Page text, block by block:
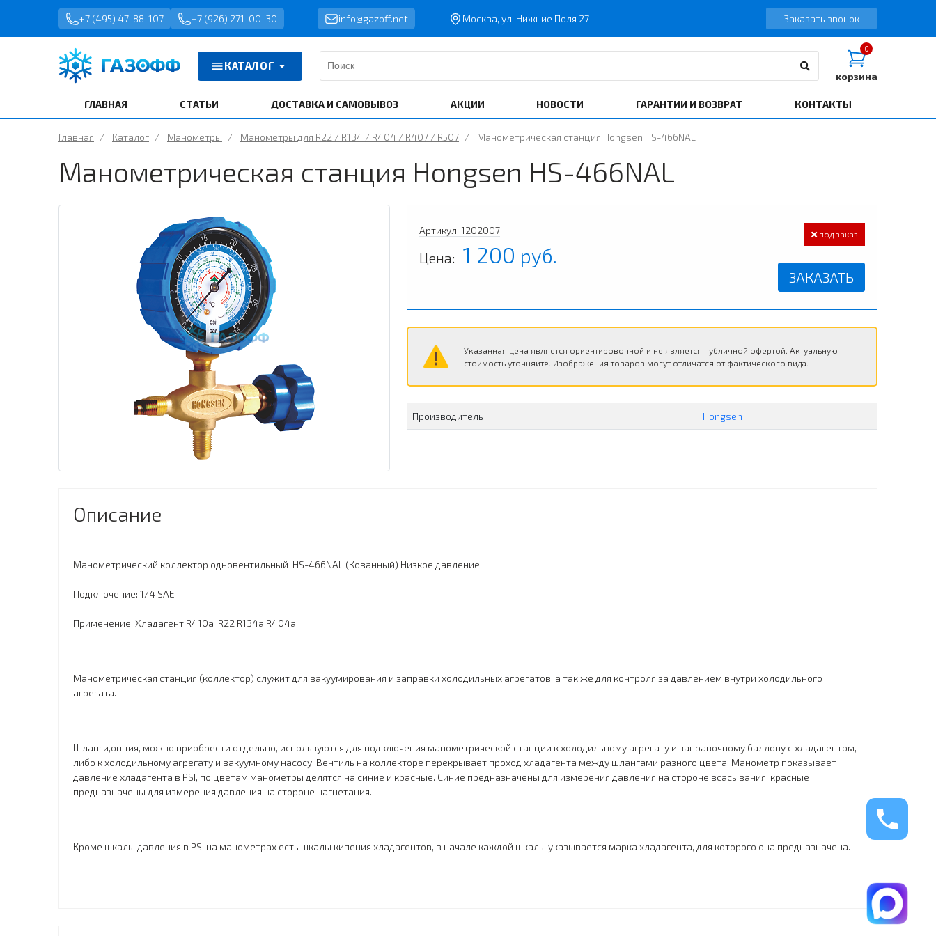
+7 (495) 47-88-107 +7 (926) 271-00-30 info@gazoff.net Москва, ул. Нижние Поля 27 Заказать звонок
КАТАЛОГ
0
корзина
ГЛАВНАЯ СТАТЬИ ДОСТАВКА И САМОВЫВОЗ АКЦИИ НОВОСТИ ГАРАНТИИ И ВОЗВРАТ КОНТАКТЫ
Главная / Каталог / Манометры / Манометры для R22 / R134 / R404 / R407 / R507 / Манометрическая станция Hongsen HS-466NAL
Манометрическая станция Hongsen HS-466NAL
Артикул: 1202007
Цена: 1 200 руб.
под заказ
ЗАКАЗАТЬ
Указанная цена является ориентировочной и не является публичной офертой. Актуальную
стоимость уточняйте. Изображения товаров могут отличатся от фактического вида.
Производитель Hongsen
Описание
Манометрический коллектор одновентильный НS-466NAL (Кованный) Низкое давление
Подключение: 1/4 SAE
Применение: Хладагент R410a R22 R134а R404a
Манометрическая станция (коллектор) служит для вакуумирования и заправки холодильных агрегатов, а так же для контроля за давлением внутри холодильного
агрегата.
Шланги,опция, можно приобрести отдельно, используются для подключения манометрической станции к холодильному агрегату и заправочному баллону с хладагентом,
либо к холодильному агрегату и вакуумному насосу. Вентиль на коллекторе перекрывает проход хладагента между шлангами разного цвета. Манометр показывает
давление хладагента в PSI, по цветам манометры делятся на синие и красные. Синие предназначены для измерения давления на стороне всасывания, красные
предназначены для измерения давления на стороне нагнетания.
Кроме шкалы давления в PSI на манометрах есть шкалы кипения хладагентов, в начале каждой шкалы указывается марка хладагента, для которого она предназначена.